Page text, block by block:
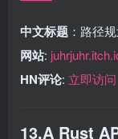
中文标题 ：路径
网站:
HN评论: 立即访问
13.A Rust